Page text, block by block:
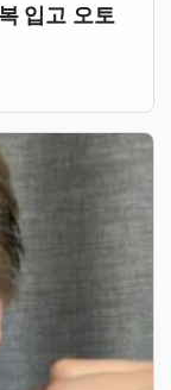
입고 오토